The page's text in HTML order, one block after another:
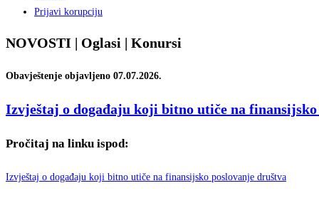
Prijavi korupciju
NOVOSTI | Oglasi | Konursi
Obavještenje objavljeno 07.07.2026.
Izvještaj o događaju koji bitno utiče na
Pročitaj na linku ispod:
Izvještaj o događaju koji bitno utiče na finansijsko poslovanje društva